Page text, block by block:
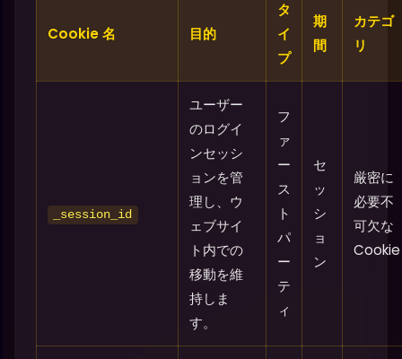
Cookie 名 目的
タ
イ
プ
期
間
カテゴ
リ
_session_id
ユーザー
のログイ
ンセッシ
ョンを管
理し、ウ
ェブサイ
ト内での
移動を維
持しま
す。
フ
ァ
ー
ス
ト
パ
ー
テ
ィ
セ
ッ
シ
ョ
ン
厳密に
必要不
可欠な
Cookie